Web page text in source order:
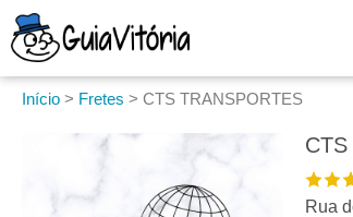
Início > Fretes > CTS TRANSPORTES
Rua